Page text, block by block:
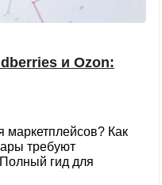
и Ozon:
маркетплейсов? Как
требуют
гид для